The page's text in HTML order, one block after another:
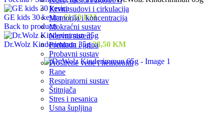
Krvni sudovi i cirkulacija
Memorija i koncentracija
Mokraćni sustav
Nervni sistem
Prehlada i gripa
Probavni sustav
Proširene vene i hemoroidi
Rane
Respiratorni sustav
Štitnjača
Stres i nesanica
Usna šupljina
GE kids 30 kesica61,50KM
Back to products
Dr.Wolz Kinderimmun 35g28,50 KM